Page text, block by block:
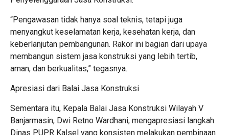
“Pengawasan tidak hanya soal teknis, tetapi juga
menyangkut keselamatan kerja, kesehatan kerja, dan
keberlanjutan pembangunan. Rakor ini bagian dari upaya
membangun sistem jasa konstruksi yang lebih tertib,
aman, dan berkualitas,” tegasnya.
Apresiasi dari Balai Jasa Konstruksi
Sementara itu, Kepala Balai Jasa Konstruksi Wilayah V
Banjarmasin, Dwi Retno Wardhani, mengapresiasi langkah
Dinas PUPR Kalsel yang konsisten melakukan pembinaan